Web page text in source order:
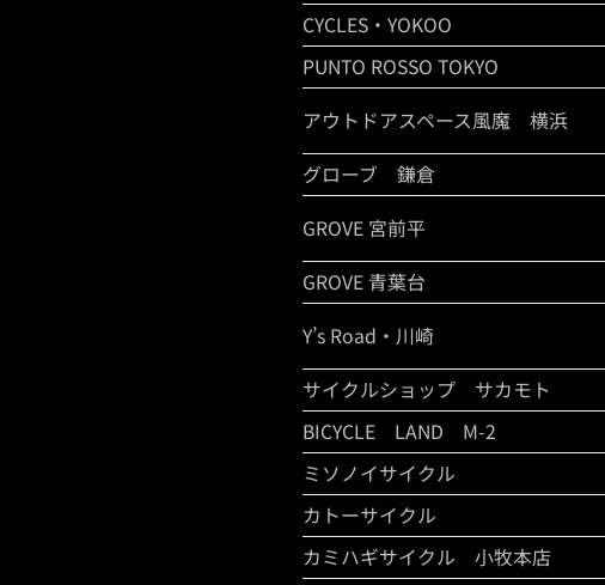
CYCLES・YOKOO
PUNTO ROSSO TOKYO
アウトドアスペース風魔 横浜
グローブ 鎌倉
GROVE 宮前平
GROVE 青葉台
Y’s Road・川崎
サイクルショップ サカモト
BICYCLE LAND M-2
ミソノイサイクル
カトーサイクル
カミハギサイクル 小牧本店